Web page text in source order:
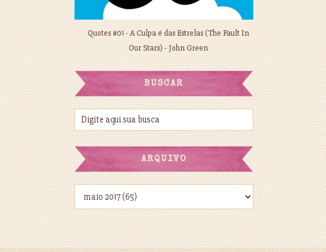
Quotes #01 - A Culpa é das Estrelas (The Fault In
Our Stars) - John Green
BUSCAR
ARQUIVO